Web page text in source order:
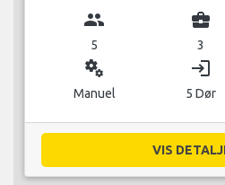
group
5
business_center
3
miscellaneous_services
Manuel
login
5 Dør
VIS